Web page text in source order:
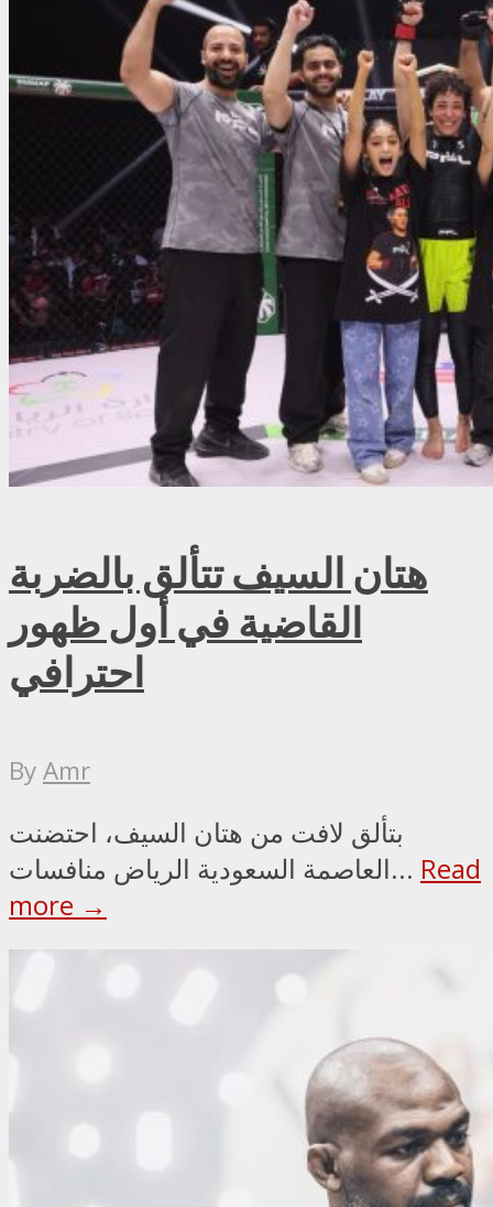
هتان السيف تتألق بالضربة
القاضية في أول ظهور
احترافي
ByAmr
بتألق لافت من هتان السيف، احتضنت
العاصمة السعودية الرياض منافسات... Read
more →